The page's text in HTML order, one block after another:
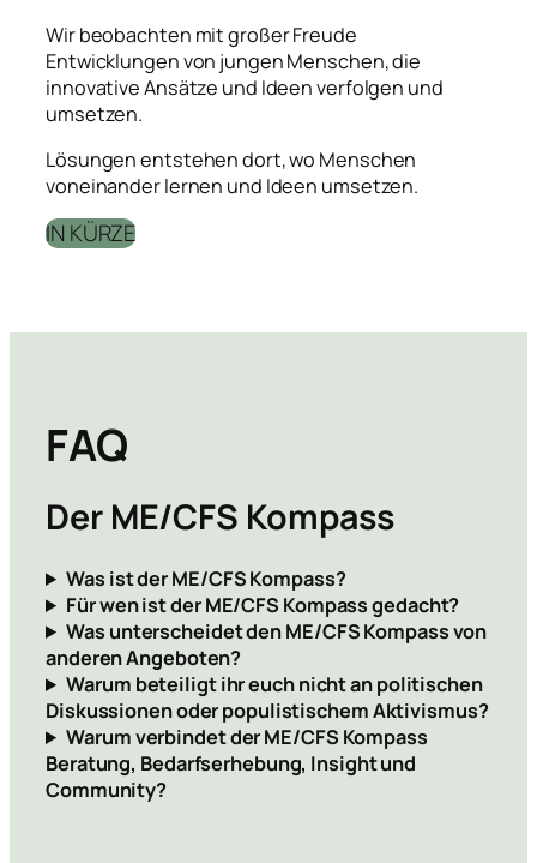
Wir beobachten mit großer Freude
Entwicklungen von jungen Menschen, die
innovative Ansätze und Ideen verfolgen und
umsetzen.
Lösungen entstehen dort, wo Menschen
voneinander lernen und Ideen umsetzen.
IN KÜRZE
FAQ
Der ME/CFS Kompass
Was ist der ME/CFS Kompass?
Für wen ist der ME/CFS Kompass gedacht?
Was unterscheidet den ME/CFS Kompass von
anderen Angeboten?
Warum beteiligt ihr euch nicht an politischen
Diskussionen oder populistischem Aktivismus?
Warum verbindet der ME/CFS Kompass
Beratung, Bedarfserhebung, Insight und
Community?